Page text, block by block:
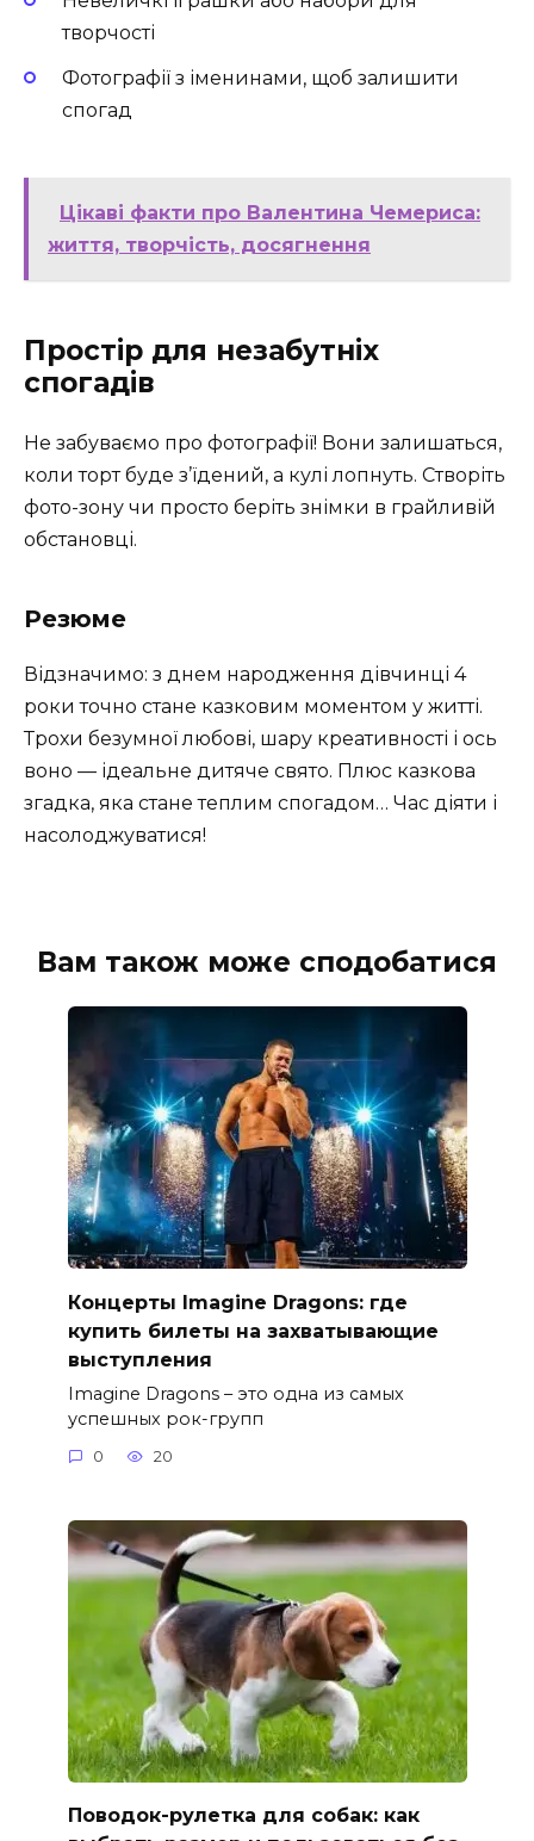
творчості
Фотографії з іменинами, щоб залишити
спогад
Цікаві факти про Валентина Чемериса:
життя, творчість, досягнення
Простір для незабутніх
спогадів
Не забуваємо про фотографії! Вони залишаться,
коли торт буде з’їдений, а кулі лопнуть. Створіть
фото-зону чи просто беріть знімки в грайливій
обстановці.
Резюме
Відзначимо: з днем народження дівчинці 4
роки точно стане казковим моментом у житті.
Трохи безумної любові, шару креативності і ось
воно — ідеальне дитяче свято. Плюс казкова
згадка, яка стане теплим спогадом… Час діяти і
насолоджуватися!
Вам також може сподобатися
Концерты Imagine Dragons: где
купить билеты на захватывающие
выступления
Imagine Dragons – это одна из самых
успешных рок-групп
0 20
Поводок-рулетка для собак: как